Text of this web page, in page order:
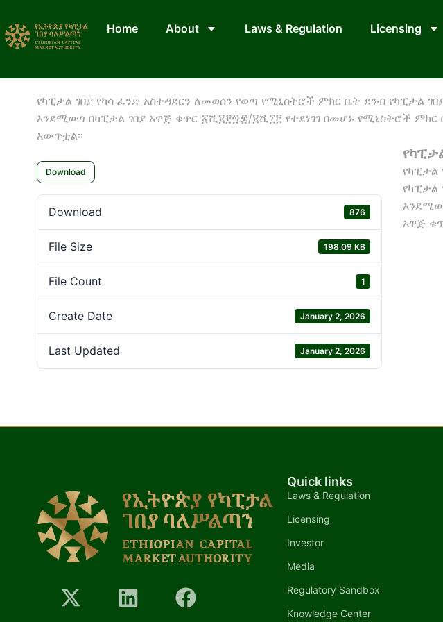
Home About Laws & Regulation Licensing
የካፒታል ገበያ የካሳ ፈንድ አስተዳደርን ለመወሰን የወጣ የሚኒስትሮች ምክር ቤት ደንብ የካፒታል
እንደሚወጣ በካፒታል ገበያ አዋጅ ቁጥር ፩ሺ፪፻፵፰/፪ሺ፲፫ የተደነገገ በመሆኑ የሚኒስትሮች
አውጥቷል፡፡
Download
Download 876
File Size 198.09 KB
File Count 1
Create Date January 2, 2026
Last Updated January 2, 2026
የካፒታል
የካፒታል
አዋጅ
Quick links
Laws & Regulation
Licensing
Investor
Media
Regulatory Sandbox
Knowledge Center